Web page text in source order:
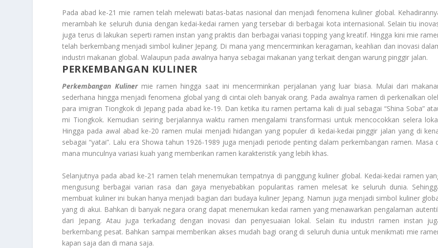
Pada abad ke-21 mie ramen telah melewati batas-batas nasional dan menjadi fenomena kuliner global.
merambah ke seluruh dunia dengan kedai-kedai ramen yang tersebar di berbagai kota internasional. Selain tiu
juga terus di lakukan seperti ramen instan yang praktis dan berbagai variasi topping yang kreatif. Hingga kini mie
telah berkembang menjadi simbol kuliner Jepang. Di mana yang mencerminkan keragaman, keahlian dan inovasi
industri makanan global. Walaupun pada awalnya hanya sebagai makanan yang terkait dengan warung pinggir jalan.
PERKEMBANGAN KULINER
Perkembangan Kulinermie ramen hingga saat ini mencerminkan perjalanan yang luar biasa. Mulai dari
sederhana hingga menjadi fenomena global yang di cintai oleh banyak orang. Pada awalnya ramen di perkenalkan
para imigran Tiongkok di Jepang pada abad ke-19. Dan ketika itu ramen pertama kali di jual sebagai “Shina Soba”
mi Tiongkok. Kemudian seiring berjalannya waktu ramen mengalami transformasi untuk mencocokkan selera
Hingga pada awal abad ke-20 ramen mulai menjadi hidangan yang populer di kedai-kedai pinggir jalan yang di
sebagai “yatai”. Lalu era Showa tahun 1926-1989 juga menjadi periode penting dalam perkembangan ramen. Masa
mana munculnya variasi kuah yang memberikan ramen karakteristik yang lebih khas.
Selanjutnya pada abad ke-21 ramen telah menemukan tempatnya di panggung kuliner global. Kedai-kedai ramen
mengusung berbagai varian rasa dan gaya menyebabkan popularitas ramen melesat ke seluruh dunia.
membuat kuliner ini bukan hanya menjadi bagian dari budaya kuliner Jepang. Namun juga menjadi simbol kuliner
yang di akui. Bahkan di banyak negara orang dapat menemukan kedai ramen yang menawarkan pengalaman
dari Jepang. Atau juga terkadang dengan inovasi dan penyesuaian lokal. Selain itu industri ramen instan
berkembang pesat. Bahkan sampai memberikan akses mudah bagi orang di seluruh dunia untuk menikmati mie
kapan saja dan di mana saja.